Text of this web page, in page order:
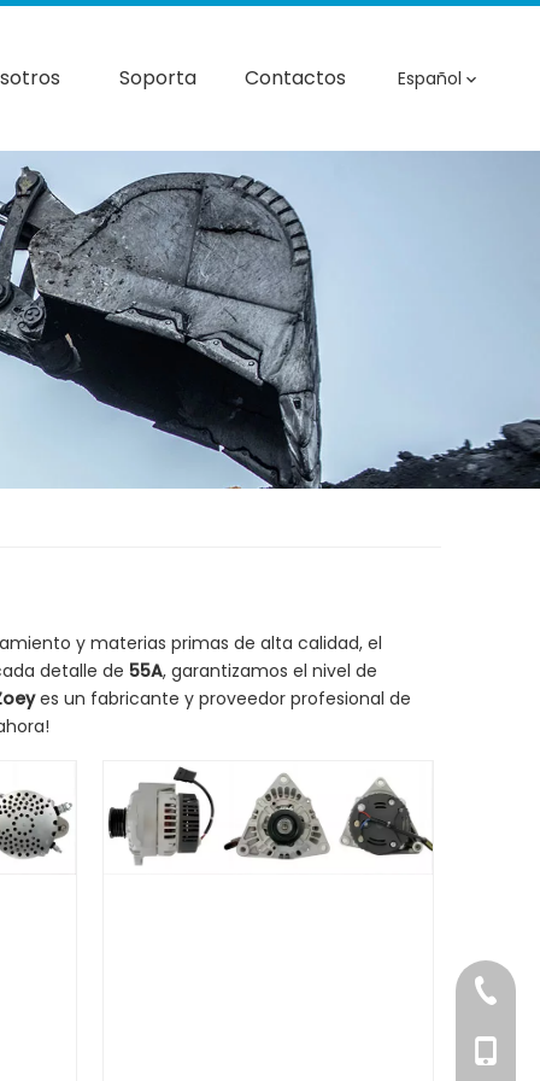
Soporta Contactos Español
y materias primas de alta calidad, el
detalle de 55A, garantizamos el nivel de
es un fabricante y proveedor profesional de
+86-